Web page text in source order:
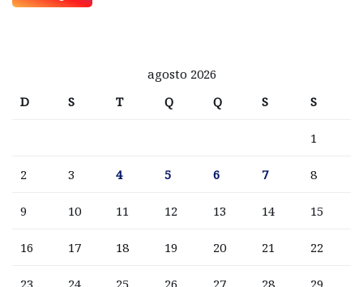
agosto 2026
D
S T Q Q S S
1
2 3 4 5 6 7 8
9 10 11 12 13 14 15
16 17 18 19 20 21 22
23 24 25 26 27 28 29